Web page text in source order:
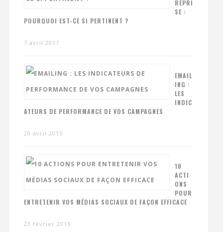
REPRI
SE :
POURQUOI EST-CE SI PERTINENT ?
7 avril 2017
EMAIL
ING :
LES
INDIC
ATEURS DE PERFORMANCE DE VOS CAMPAGNES
20 avril 2015
10
ACTI
ONS
POUR
ENTRETENIR VOS MÉDIAS SOCIAUX DE FAÇON EFFICACE
23 février 2015